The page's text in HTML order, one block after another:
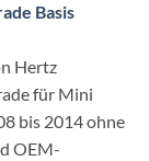
Basis
Hertz
für Mini
bis 2014 ohne
OEM-